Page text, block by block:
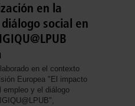
en la
social en
en el contexto
Europea "El impacto
empleo y el diálogo